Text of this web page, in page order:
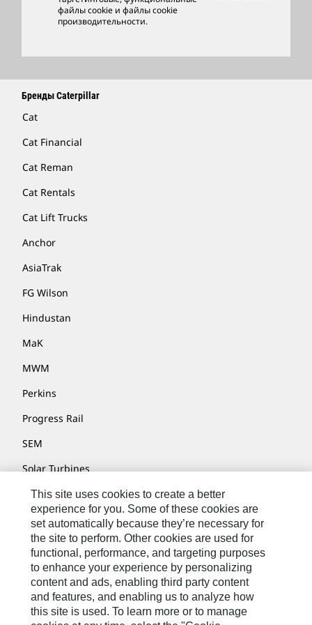
Найти Дилера
файлы cookie и файлы cookie
производительности.
Бренды Caterpillar
Cat
Cat Financial
Cat Reman
Cat Rentals
Cat Lift Trucks
Anchor
AsiaTrak
FG Wilson
Hindustan
MaK
MWM
Perkins
Progress Rail
SEM
Solar Turbines
SPM Oil & Gas
Turner Powertrain Systems
Контакты
Карта Сайта
Cookie Settings
This site uses cookies to create a better
experience for you. Some of these cookies are
set automatically because they’re necessary for
the site to perform. Other cookies are used for
functional, performance, and targeting purposes
to enhance your experience by personalizing
content and ads, enabling third party content
and features, and enabling us to analyze how
this site is used. To learn more or to manage